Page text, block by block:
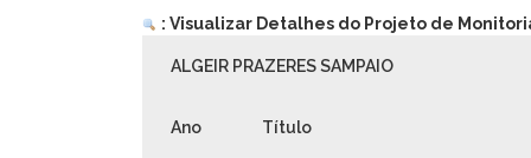
: Visualizar Detalhes do Projeto de
ALGEIR PRAZERES SAMPAIO
Ano Título